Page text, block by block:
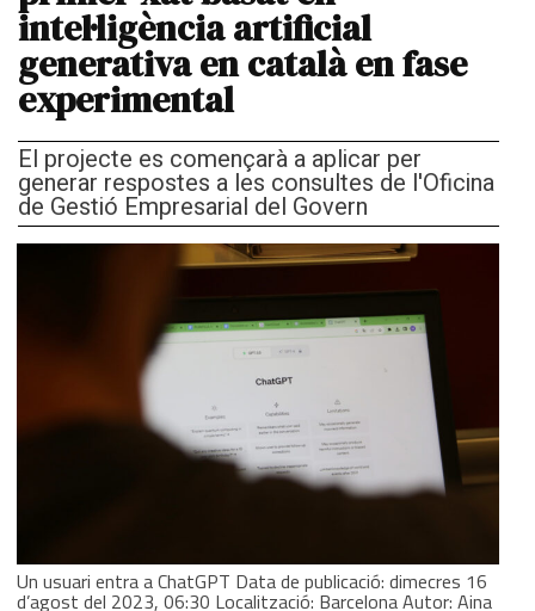
intel·ligència artificial
generativa en català en fase
experimental
El projecte es començarà a aplicar per
generar respostes a les consultes de l'Oficina
de Gestió Empresarial del Govern
Un usuari entra a ChatGPT Data de publicació: dimecres 16
d’agost del 2023, 06:30 Localització: Barcelona Autor: Aina